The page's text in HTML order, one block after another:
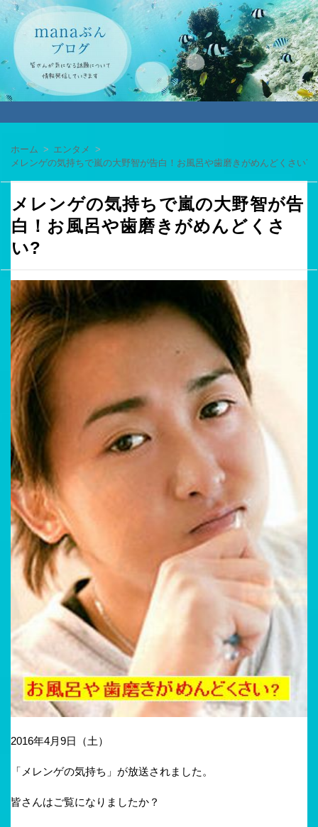
ホーム
エンタメ
メレンゲの気持ちで嵐の大野智が告白！お風呂や歯磨きがめんどくさい?
メレンゲの気持ちで嵐の大野智が告
白！お風呂や歯磨きがめんどくさ
い?
2016年4月9日（土）
「メレンゲの気持ち」が放送されました。
皆さんはご覧になりましたか？